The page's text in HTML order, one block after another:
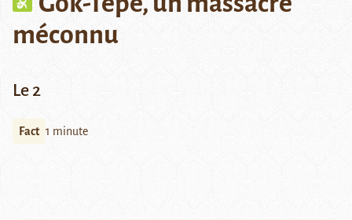
méconnu
Le 2
Fact 1 minute